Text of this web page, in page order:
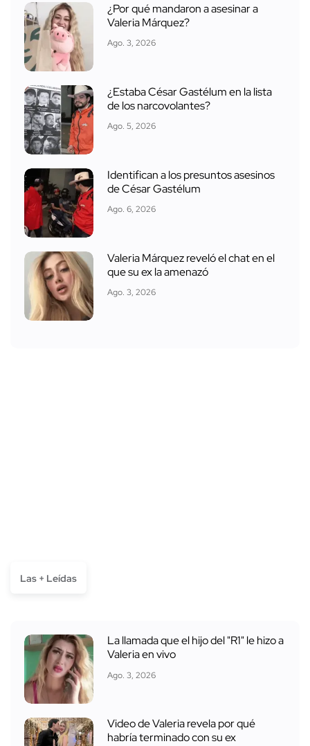
¿Por qué mandaron a asesinar a
Valeria Márquez?
Ago. 3, 2026
¿Estaba César Gastélum en la lista
de los narcovolantes?
Ago. 5, 2026
Identifican a los presuntos asesinos
de César Gastélum
Ago. 6, 2026
Valeria Márquez reveló el chat en el
que su ex la amenazó
Ago. 3, 2026
Las + Leídas
La llamada que el hijo del "R1" le hizo a
Valeria en vivo
Ago. 3, 2026
Video de Valeria revela por qué
habría terminado con su ex